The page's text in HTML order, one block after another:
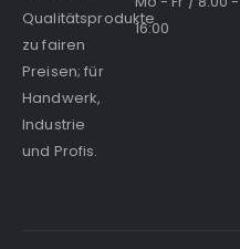
Qualitätsprodukte
zu fairen
Preisen; für
Handwerk,
Industrie
und Profis.
16:00